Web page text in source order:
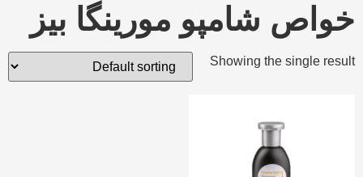
خواص شامپو مورینگا بیز
Showing the single result